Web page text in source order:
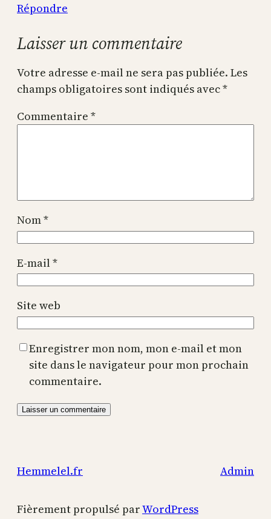
Répondre
Laisser un commentaire
Votre adresse e-mail ne sera pas publiée. Les
champs obligatoires sont indiqués avec*
Commentaire *
Nom*
E-mail*
Site web
Enregistrer mon nom, mon e-mail et mon
site dans le navigateur pour mon prochain
commentaire.
Hemmelel.fr Admin
Fièrement propulsé parWordPress